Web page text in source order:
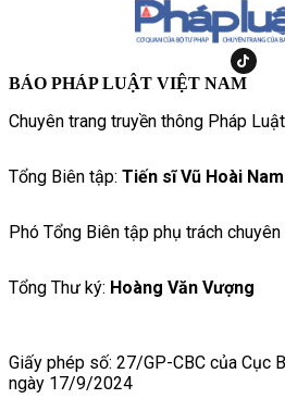
BÁO PHÁP LUẬT VIỆT NAM
Chuyên trang truyền thông Pháp
Tổng Biên tập: Tiến sĩ Vũ Hoài Nam
Phó Tổng Biên tập phụ trách chuyên
Tổng Thư ký: Hoàng Văn Vượng
Giấy phép số: 27/GP-CBC của Cục
ngày 17/9/2024